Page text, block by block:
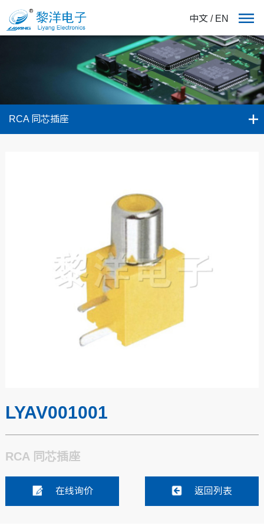
中文 / EN
RCA 同芯插座
LYAV001001
RCA 同芯插座
在线询价 返回列表